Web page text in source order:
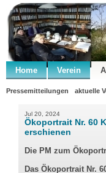
Home Verein
Pressemitteilungen aktuelle
Jul 20, 2024
Ökoportrait Nr. 60
erschienen
Die PM zum
Das Ökoportrait Nr.